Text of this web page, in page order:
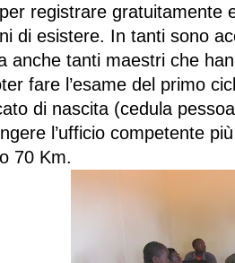
registrare gratuitamente
di esistere. In tanti sono
anche tanti maestri che
fare l’esame del primo
di nascita (cedula
l’ufficio competente
70 Km.